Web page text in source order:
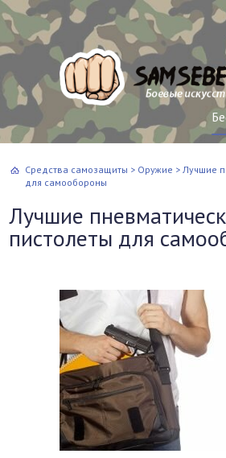
Средства самозащиты > Оружие > Лучшие
для самообороны
Лучшие
пистолеты для